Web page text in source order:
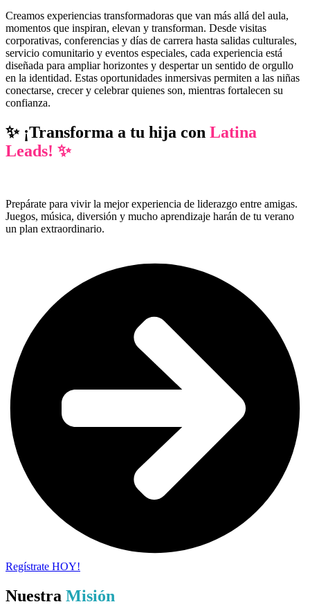
Creamos experiencias transformadoras que van más allá del aula,
momentos que inspiran, elevan y transforman. Desde visitas
corporativas, conferencias y días de carrera hasta salidas culturales,
servicio comunitario y eventos especiales, cada experiencia está
diseñada para ampliar horizontes y despertar un sentido de orgullo
en la identidad. Estas oportunidades inmersivas permiten a las niñas
conectarse, crecer y celebrar quienes son, mientras fortalecen su
confianza.
✨ ¡Transforma a tu hija con Latina
Leads! ✨
Prepárate para vivir la mejor experiencia de liderazgo entre amigas.
Juegos, música, diversión y mucho aprendizaje harán de tu verano
un plan extraordinario.
Regístrate HOY!
Nuestra Misión